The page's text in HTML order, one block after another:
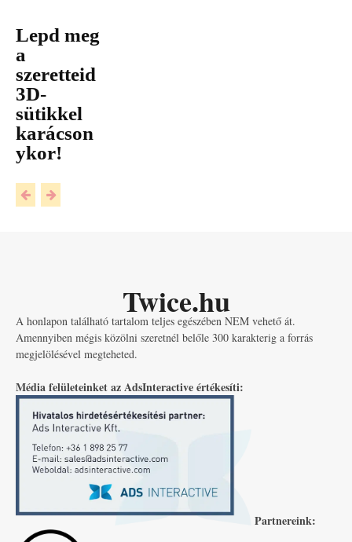
Lepd meg
a
szeretteid
3D-
sütikkel
karácson
ykor!
Twice.hu
A honlapon található tartalom teljes egészében NEM vehető át.
Amennyiben mégis közölni szeretnél belőle 300 karakterig a forrás
megjelölésével megteheted.
Média felületeinket az AdsInteractive értékesíti:
Partnereink: